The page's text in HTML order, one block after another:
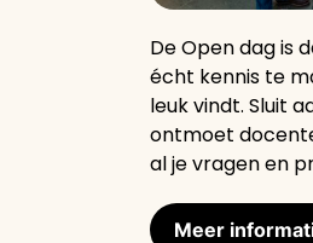
De Open dag is
écht kennis te
leuk vindt. Sluit
ontmoet
al je vragen en
Meer